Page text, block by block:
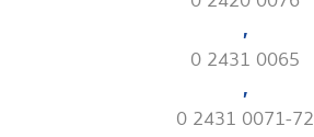
,
0 2431 0065
,
0 2431 0071-72